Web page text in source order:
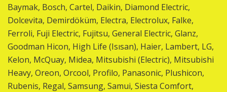
Baymak, Bosch, Cartel, Daikin, Diamond Electric,
Dolcevita, Demirdöküm, Electra, Electrolux, Falke,
Ferroli, Fuji Electric, Fujitsu, General Electric, Glanz,
Goodman Hicon, High Life (Isısan), Haier, Lambert, LG,
Kelon, McQuay, Midea, Mitsubishi (Electric), Mitsubishi
Heavy, Oreon, Orcool, Profilo, Panasonic, Plushicon,
Rubenis, Regal, Samsung, Samui, Siesta Comfort,